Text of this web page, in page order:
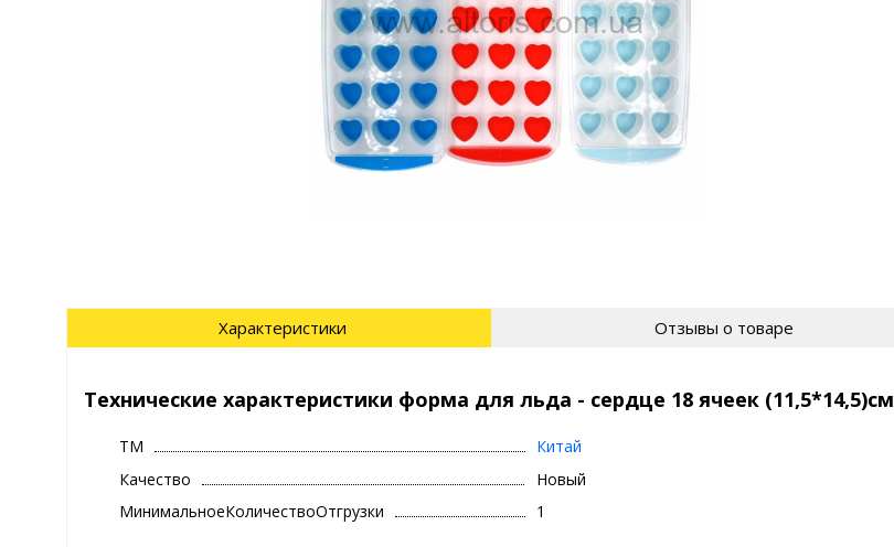
Характеристики Отзывы о товаре
Технические характеристики форма для льда - сердце 18 ячеек (11,5*14,5)см
ТМ
Китай
Качество
Новый
МинимальноеКоличествоОтгрузки
1